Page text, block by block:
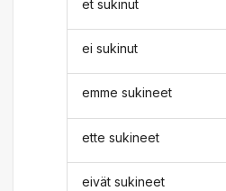
et sukinut
ei sukinut
emme sukineet
ette sukineet
eivät sukineet